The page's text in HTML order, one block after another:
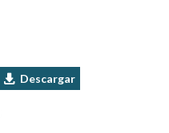
Descargar